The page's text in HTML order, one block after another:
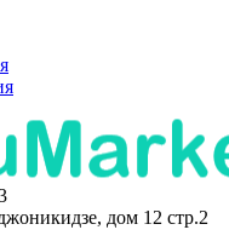
дом 12 стр.2